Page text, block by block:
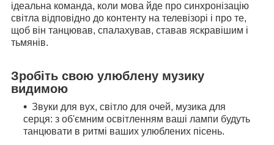
ідеальна команда, коли мова йде про синхронізацію
світла відповідно до контенту на телевізорі і про те,
щоб він танцював, спалахував, ставав яскравішим і
тьмянів.
Зробіть свою улюблену музику
видимою
Звуки для вух, світло для очей, музика для
серця: з об'ємним освітленням ваші лампи будуть
танцювати в ритмі ваших улюблених пісень.